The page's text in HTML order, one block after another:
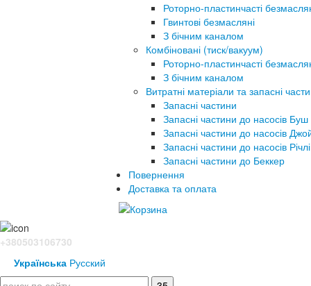
Роторно-пластинчасті
Гвинтові безмасляні
З бічним каналом
Комбіновані (тиск/вакуум)
Роторно-пластинчасті
З бічним каналом
Витратні матеріали та запасні
Запасні частини
Запасні частини до насосів Буш
Запасні частини до насосів
Запасні частини до насосів Річлі
Запасні частини до Беккер
Повернення
Доставка та оплата
+380503106730
Українська Русский